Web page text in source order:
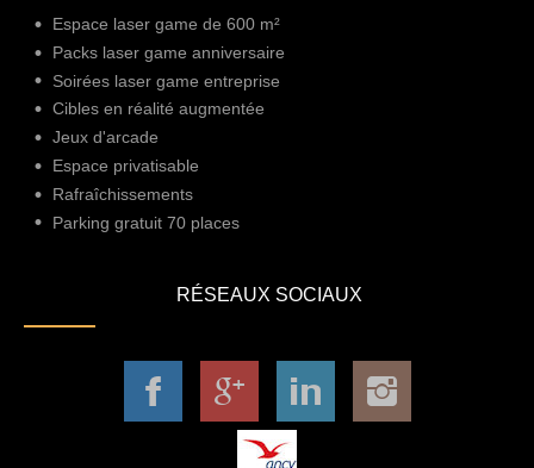
Espace laser game de 600 m²
Packs laser game anniversaire
Soirées laser game entreprise
Cibles en réalité augmentée
Jeux d'arcade
Espace privatisable
Rafraîchissements
Parking gratuit 70 places
RÉSEAUX SOCIAUX